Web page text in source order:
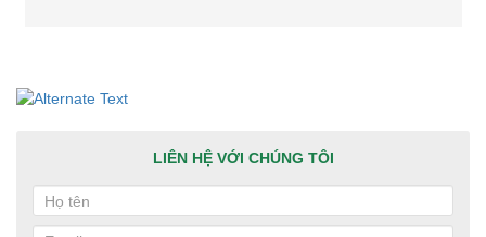
LIÊN HỆ VỚI CHÚNG TÔI